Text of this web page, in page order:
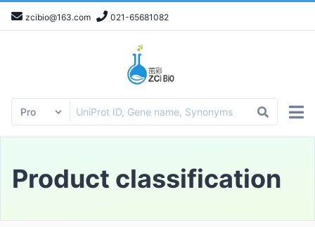
zcibio@163.com 021-65681082
Product classification